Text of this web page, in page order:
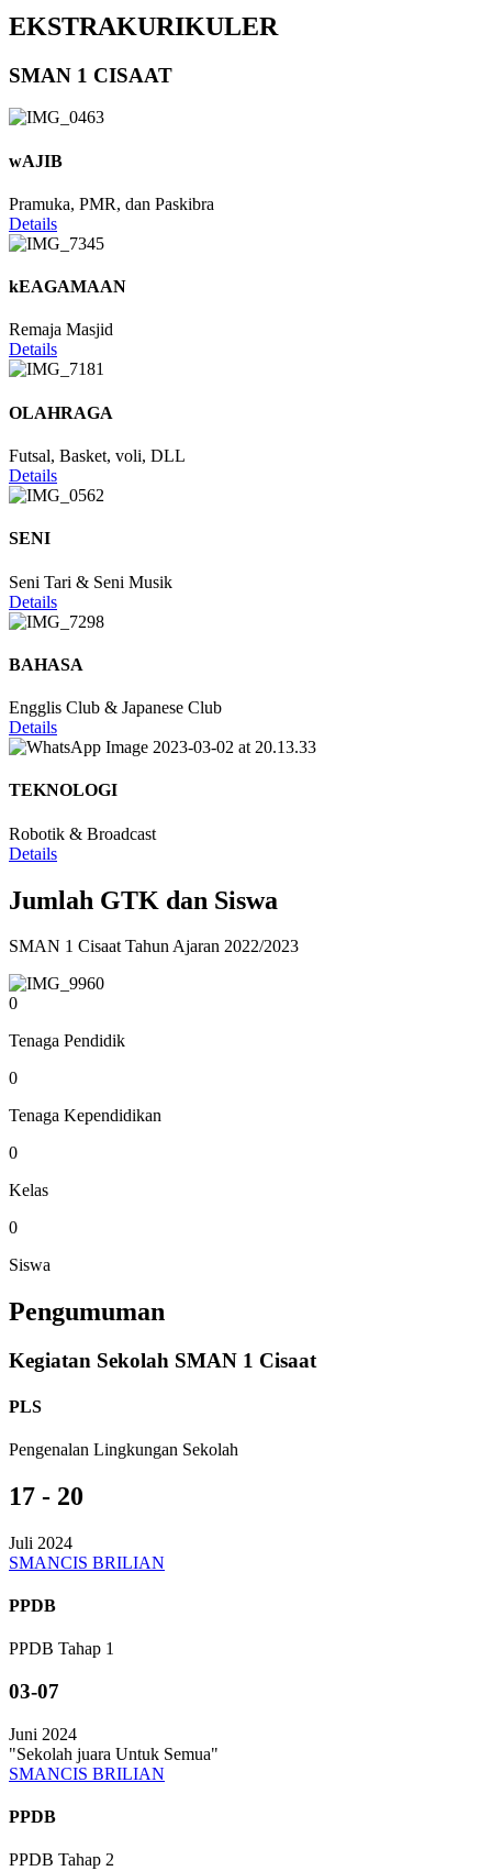
EKSTRAKURIKULER
SMAN 1 CISAAT
wAJIB
Pramuka, PMR, dan Paskibra
Details
kEAGAMAAN
Remaja Masjid
Details
OLAHRAGA
Futsal, Basket, voli, DLL
Details
SENI
Seni Tari & Seni Musik
Details
BAHASA
Engglis Club & Japanese Club
Details
TEKNOLOGI
Robotik & Broadcast
Details
Jumlah GTK dan Siswa
SMAN 1 Cisaat Tahun Ajaran 2022/2023
0
Tenaga Pendidik
0
Tenaga Kependidikan
0
Kelas
0
Siswa
Pengumuman
Kegiatan Sekolah SMAN 1 Cisaat
PLS
Pengenalan Lingkungan Sekolah
17 - 20
Juli 2024
SMANCIS BRILIAN
PPDB
PPDB Tahap 1
03-07
Juni 2024
"Sekolah juara Untuk Semua"
SMANCIS BRILIAN
PPDB
PPDB Tahap 2